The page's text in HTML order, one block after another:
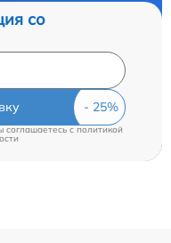
со
соглашаетесь c политикой